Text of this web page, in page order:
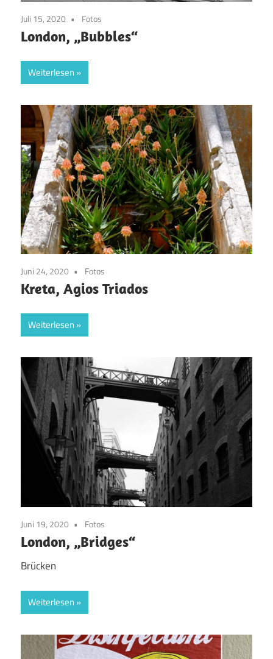
Juli 15, 2020 Fotos
London, „Bubbles“
Weiterlesen
Juni 24, 2020 Fotos
Kreta, Agios Triados
Weiterlesen
Juni 19, 2020 Fotos
London, „Bridges“
Brücken
Weiterlesen